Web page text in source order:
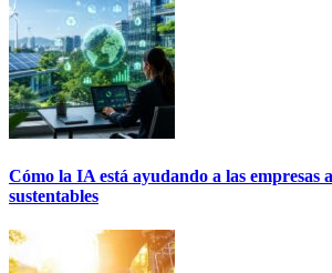
Cómo la IA está ayudando a las empresas
sustentables